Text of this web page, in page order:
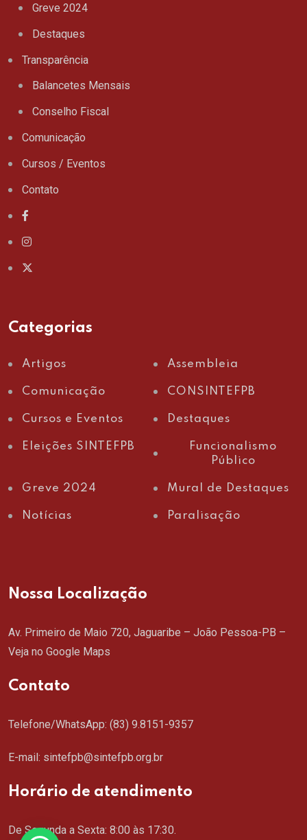
Greve 2024
Destaques
Transparência
Balancetes Mensais
Conselho Fiscal
Comunicação
Cursos / Eventos
Contato
Categorias
Artigos Assembleia
Comunicação CONSINTEFPB
Cursos e Eventos Destaques
Eleições SINTEFPB
Funcionalismo
Público
Greve 2024 Mural de Destaques
Notícias Paralisação
Nossa Localização
Av. Primeiro de Maio 720, Jaguaribe – João Pessoa-PB –
Veja no Google Maps
Contato
Telefone/WhatsApp: (83) 9.8151-9357
E-mail: sintefpb@sintefpb.org.br
Horário de atendimento
De Segunda a Sexta: 8:00 às 17:30.